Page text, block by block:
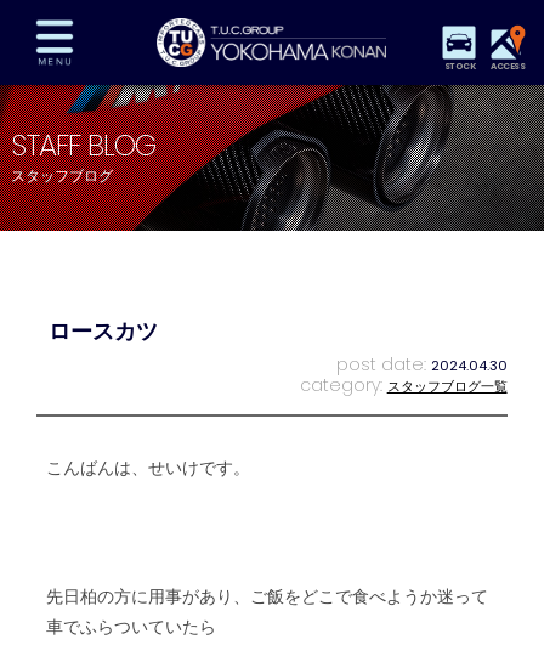
STOCK ACCESS
在庫車両情報 保証&サービス パーツリスト
TUCとは？ 店舗情報 アクセスマップ
全国納車 特別作業 注文販売
STAFF BLOG
スタッフブログ
ロースカツ
post date: 2024.04.30
category: スタッフブログ一覧
こんばんは、せいけです。
先日柏の方に用事があり、ご飯をどこで食べようか迷って
車でふらついていたら